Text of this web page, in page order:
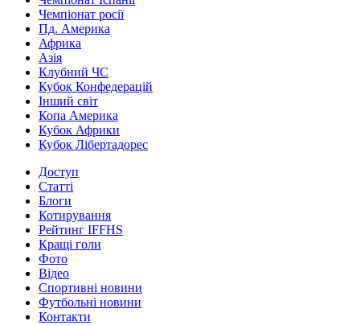
Чемпіонат росії
Пд. Америка
Африка
Азія
Клубний ЧС
Кубок Конфедерацій
Інший світ
Копа Америка
Кубок Африки
Кубок Лібертадорес
Доступ
Статті
Блоги
Котирування
Рейтинг IFFHS
Кращі голи
Фото
Відео
Спортивні новини
Футбольні новини
Контакти